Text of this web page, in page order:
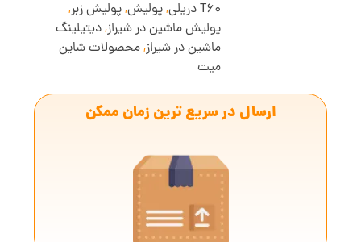
T60 دریلی
,پولیش,پولیش زبر,
پولیش ماشین در شیراز,دیتیلینگ
ماشین در شیراز,محصولات شاین
میت
ارسال در سریع ترین زمان ممکن